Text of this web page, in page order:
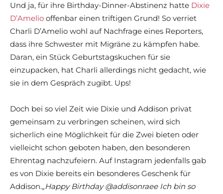
Und ja, für ihre Birthday-Dinner-Abstinenz hatte Dixie
D’Amelio offenbar einen triftigen Grund! So verriet
Charli D’Amelio wohl auf Nachfrage eines Reporters,
dass ihre Schwester mit Migräne zu kämpfen habe.
Daran, ein Stück Geburtstagskuchen für sie
einzupacken, hat Charli allerdings nicht gedacht, wie
sie in dem Gespräch zugibt. Ups!
Doch bei so viel Zeit wie Dixie und Addison privat
gemeinsam zu verbringen scheinen, wird sich
sicherlich eine Möglichkeit für die Zwei bieten oder
vielleicht schon geboten haben, den besonderen
Ehrentag nachzufeiern. Auf Instagram jedenfalls gab
es von Dixie bereits ein besonderes Geschenk für
Addison.„Happy Birthday @addisonraee Ich bin so